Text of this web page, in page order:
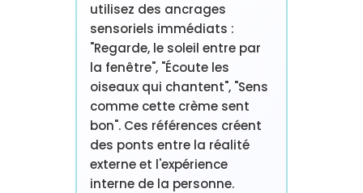
utilisez des ancrages
sensoriels immédiats :
"Regarde, le soleil entre par
la fenêtre", "Écoute les
oiseaux qui chantent", "Sens
comme cette crème sent
bon". Ces références créent
des ponts entre la réalité
externe et l'expérience
interne de la personne.